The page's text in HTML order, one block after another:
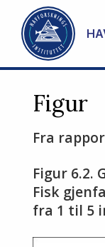
Gå til hovedinnhold
Figur
Fra
Fi­gur 6.2.
Fisk
fra 1 til 5